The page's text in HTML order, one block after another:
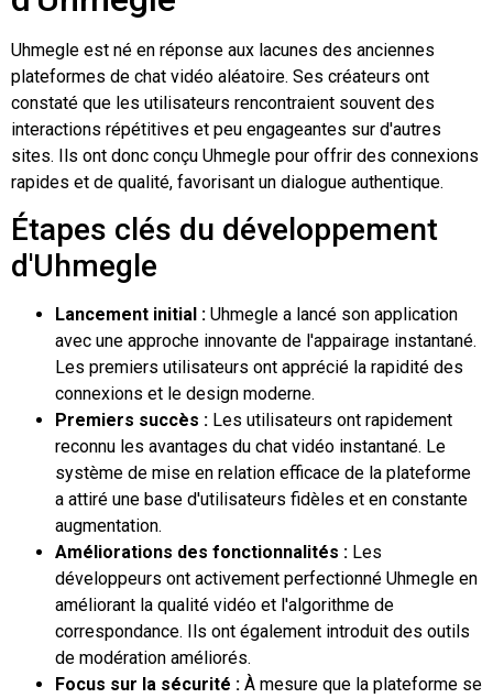
Uhmegle est né en réponse aux lacunes des anciennes
plateformes de chat vidéo aléatoire. Ses créateurs ont
constaté que les utilisateurs rencontraient souvent des
interactions répétitives et peu engageantes sur d'autres
sites. Ils ont donc conçu Uhmegle pour offrir des connexions
rapides et de qualité, favorisant un dialogue authentique.
Étapes clés du développement
d'Uhmegle
Lancement initial : Uhmegle a lancé son application
avec une approche innovante de l'appairage instantané.
Les premiers utilisateurs ont apprécié la rapidité des
connexions et le design moderne.
Premiers succès : Les utilisateurs ont rapidement
reconnu les avantages du chat vidéo instantané. Le
système de mise en relation efficace de la plateforme
a attiré une base d'utilisateurs fidèles et en constante
augmentation.
Améliorations des fonctionnalités : Les
développeurs ont activement perfectionné Uhmegle en
améliorant la qualité vidéo et l'algorithme de
correspondance. Ils ont également introduit des outils
de modération améliorés.
Focus sur la sécurité : À mesure que la plateforme se